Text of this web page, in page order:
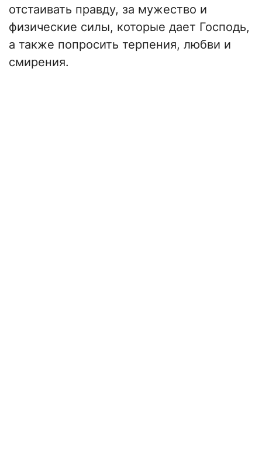
отстаивать правду, за мужество и
физические силы, которые дает Господь,
а также попросить терпения, любви и
смирения.